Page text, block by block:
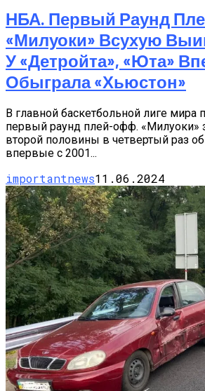
НБА. Первый Раунд
«Милуоки» Всухую
У «Детройта», «Юта»
Обыграла «Хьюстон»
В главной баскетбольной лиге мира
первый раунд плей-офф. «Милуоки»
второй половины в четвертый раз
впервые с 2001...
importantnews11.06.2024